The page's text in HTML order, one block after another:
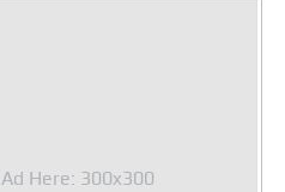
Ad Here: 300x300